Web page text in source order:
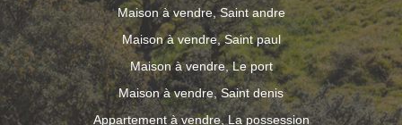
Maison à vendre, Saint andre
Maison à vendre, Saint paul
Maison à vendre, Le port
Maison à vendre, Saint denis
Appartement à vendre, La possession